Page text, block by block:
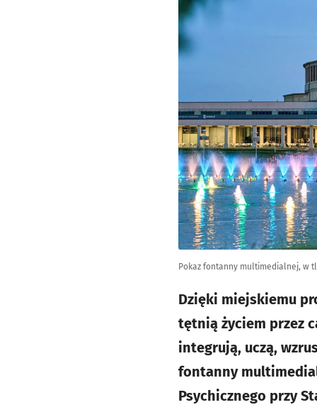
Pokaz fontanny multimedialnej, w
Dzięki miejskiemu
tętnią życiem przez
integrują, uczą,
fontanny
Psychicznego przy